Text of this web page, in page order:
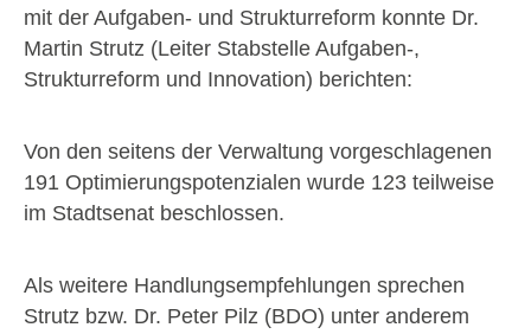
mit der Aufgaben- und Strukturreform konnte Dr.
Martin Strutz (Leiter Stabstelle Aufgaben-,
Strukturreform und Innovation) berichten:
Von den seitens der Verwaltung vorgeschlagenen
191 Optimierungspotenzialen wurde 123 teilweise
im Stadtsenat beschlossen.
Als weitere Handlungsempfehlungen sprechen
Strutz bzw. Dr. Peter Pilz (BDO) unter anderem